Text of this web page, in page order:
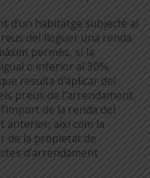
d’un habitatge subjecte al
del lloguer una renda
permès, si la
o inferior al 30%.
resulta d’aplicar del
preus de l’arrendament
de la renda del
anterior, així com la
de la propietat de
d’arrendament